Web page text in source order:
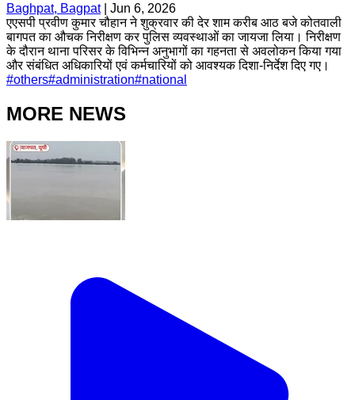
Baghpat, Bagpat| Jun 6, 2026
एएसपी प्रवीण कुमार चौहान ने शुक्रवार की देर शाम करीब आठ बजे कोतवाली
बागपत का औचक निरीक्षण कर पुलिस व्यवस्थाओं का जायजा लिया। निरीक्षण
के दौरान थाना परिसर के विभिन्न अनुभागों का गहनता से अवलोकन किया गया
और संबंधित अधिकारियों एवं कर्मचारियों को आवश्यक दिशा-निर्देश दिए गए।
#others#administration#national
MORE NEWS